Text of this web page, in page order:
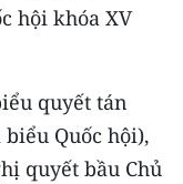
hội khóa XV
quyết tán
Quốc hội),
quyết bầu Chủ